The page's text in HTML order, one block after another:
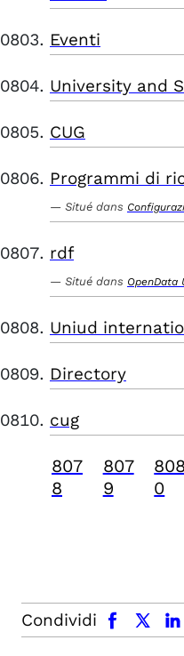
Eventi
University and
CUG
Programmi di
Situé dans
rdf
Situé dans OpenData
Uniud
Directory
cug
807
8
807
9
808
0
Condividi
facebook x.com linkedin